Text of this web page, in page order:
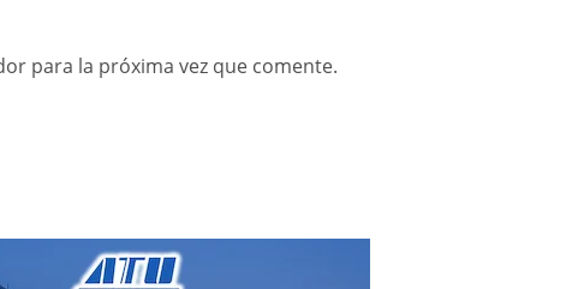
para la próxima vez que comente.